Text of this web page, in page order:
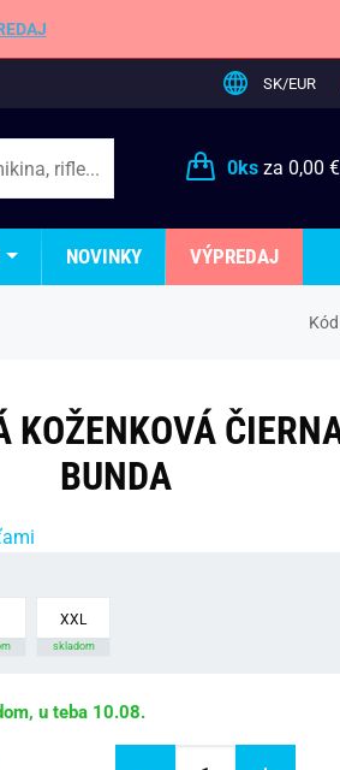
SK/EUR
0ksza 0,00 €
NOVINKY VÝPREDAJ
KOŽENKOVÁ
BUNDA
XXL
skladom
u teba 10.08.